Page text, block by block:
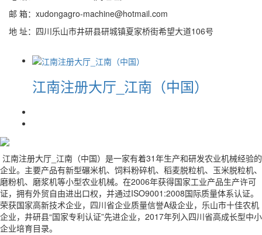
邮 箱：xudongagro-machine@hotmail.com
地 址：四川乐山市井研县研城镇夏家桥街希望大道106号
江南注册大厅_江南（中国）
江南注册大厅_江南（中国）是一家有着31年生产和研发农业机械经验的
企业。主要产品有新型碾米机、饲料粉碎机、稻麦脱粒机、玉米脱粒机、
磨粉机、磨浆机等小型农业机械。在2006年获得国家工业产品生产许可
证，拥有外贸自由进出口权，并通过ISO9001:2008国际质量体系认证。
荣获国家高新技术企业，四川省企业质量信誉A级企业，乐山市十佳农机
企业，井研县“国家专利认证”先进企业，2017年列入四川省高成长型中小
企业培育目录。